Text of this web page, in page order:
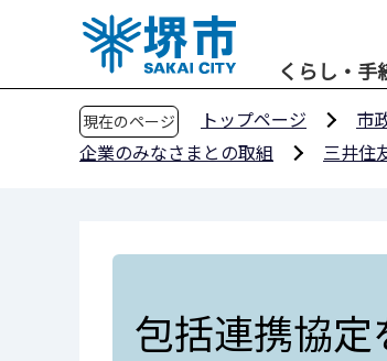
くらし・手
現在のページ トップページ 市
企業のみなさまとの取組
三井住
包括連携協